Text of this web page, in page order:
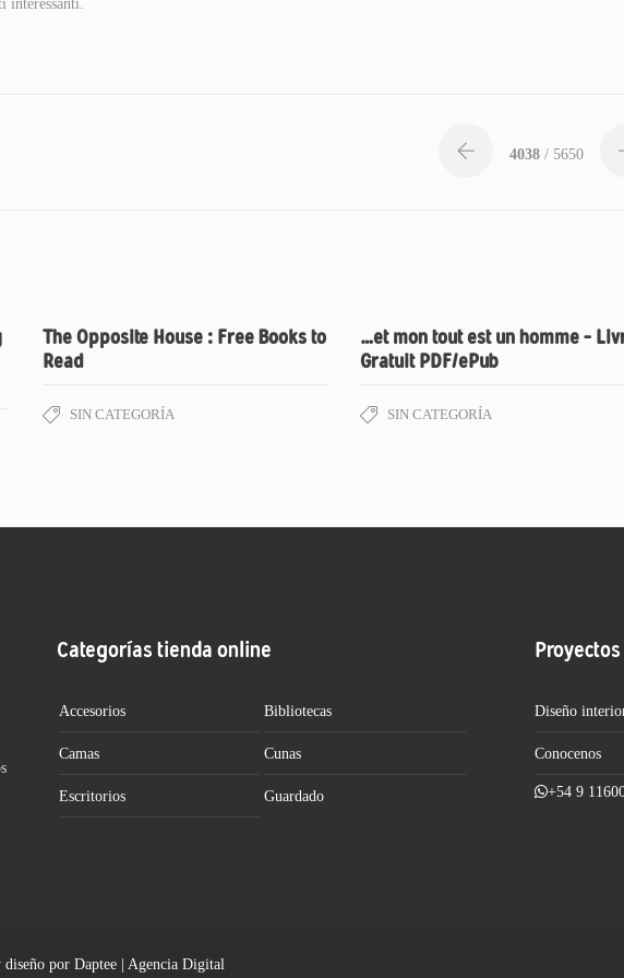
interessanti.
4038 / 5650
The Opposite House : Free Books to
Read
SIN CATEGORÍA
…et mon tout est un homme –
Gratuit PDF/ePub
SIN CATEGORÍA
Categorías tienda online
Accesorios Bibliotecas
Camas Cunas
Escritorios Guardado
Diseño
Conocenos
+54 9
diseño por Daptee | Agencia Digital